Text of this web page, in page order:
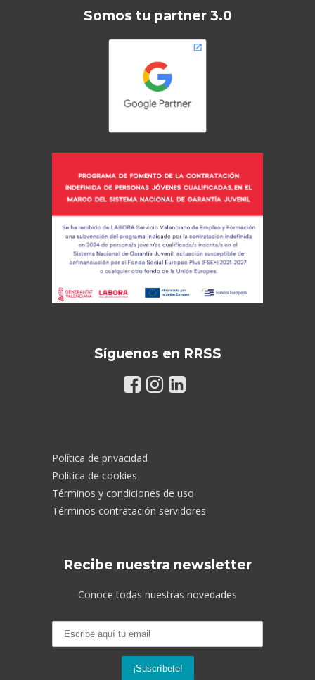
Somos tu partner 3.0
Síguenos en RRSS
Política de privacidad
Política de cookies
Términos y condiciones de uso
Términos contratación servidores
Recibe nuestra newsletter
Conoce todas nuestras novedades